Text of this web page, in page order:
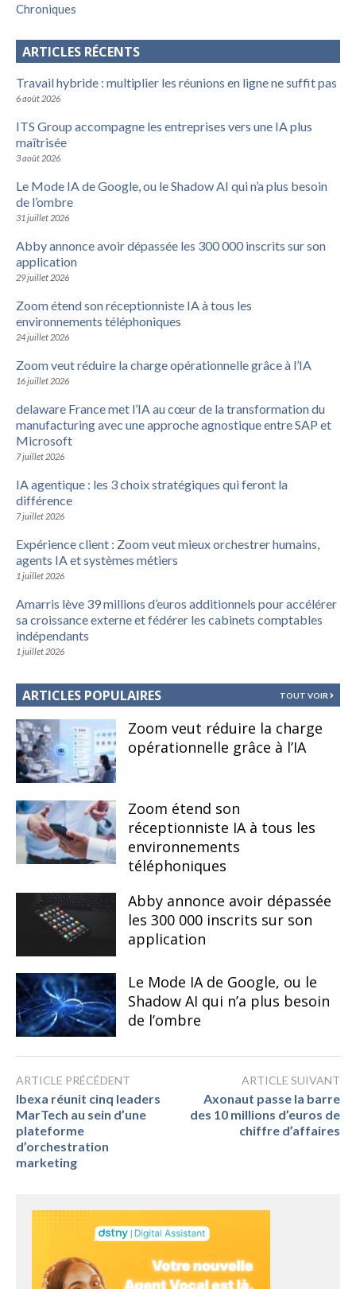
Chroniques
ARTICLES RÉCENTS
Travail hybride : multiplier les réunions en ligne ne suffit pas
6 août 2026
ITS Group accompagne les entreprises vers une IA plus
maîtrisée
3 août 2026
Le Mode IA de Google, ou le Shadow AI qui n’a plus besoin
de l’ombre
31 juillet 2026
Abby annonce avoir dépassée les 300 000 inscrits sur son
application
29 juillet 2026
Zoom étend son réceptionniste IA à tous les
environnements téléphoniques
24 juillet 2026
Zoom veut réduire la charge opérationnelle grâce à l’IA
16 juillet 2026
delaware France met l’IA au cœur de la transformation du
manufacturing avec une approche agnostique entre SAP et
Microsoft
7 juillet 2026
IA agentique : les 3 choix stratégiques qui feront la
différence
7 juillet 2026
Expérience client : Zoom veut mieux orchestrer humains,
agents IA et systèmes métiers
1 juillet 2026
Amarris lève 39 millions d’euros additionnels pour accélérer
sa croissance externe et fédérer les cabinets comptables
indépendants
1 juillet 2026
ARTICLES POPULAIRES TOUT VOIR
Zoom veut réduire la charge
opérationnelle grâce à l’IA
Zoom étend son
réceptionniste IA à tous les
environnements
téléphoniques
Abby annonce avoir dépassée
les 300 000 inscrits sur son
application
Le Mode IA de Google, ou le
Shadow AI qui n’a plus besoin
de l’ombre
ARTICLE PRÉCÉDENT
Ibexa réunit cinq leaders
MarTech au sein d’une
plateforme
d’orchestration
marketing
ARTICLE SUIVANT
Axonaut passe la barre
des 10 millions d’euros de
chiffre d’affaires